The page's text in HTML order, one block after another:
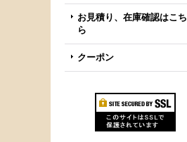
お見積り、在庫確認はこち
ら
クーポン